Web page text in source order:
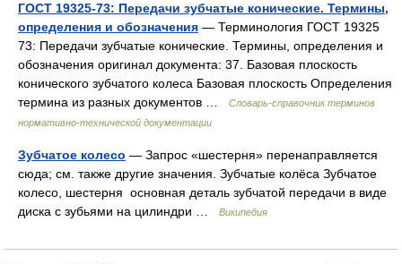
ГОСТ 19325-73: Передачи зубчатые конические. Термины,
определения и обозначения — Терминология ГОСТ 19325
73: Передачи зубчатые конические. Термины, определения и
обозначения оригинал документа: 37. Базовая плоскость
конического зубчатого колеса Базовая плоскость Определения
термина из разных документов …
Словарь-справочник терминов
нормативно-технической документации
Зубчатое колесо — Запрос «шестерня» перенаправляется
сюда; см. также другие значения. Зубчатые колёса Зубчатое
колесо, шестерня основная деталь зубчатой передачи в виде
диска с зубьями на цилиндри …
Википедия